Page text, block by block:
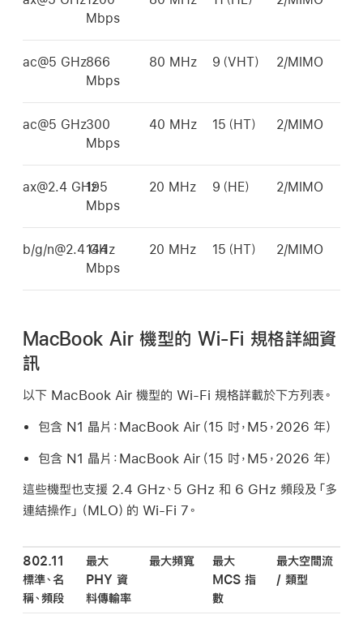
Mbps
ac@5 GHz866
Mbps
80 MHz 9（VHT） 2/MIMO
ac@5 GHz300
Mbps
40 MHz 15（HT） 2/MIMO
ax@2.4 GHz195
Mbps
20 MHz 9（HE） 2/MIMO
b/g/n@2.4 GHz
144
Mbps
20 MHz 15（HT） 2/MIMO
MacBook Air 機型的 Wi-Fi 規格詳細資
訊
以下 MacBook Air 機型的 Wi-Fi 規格詳載於下方列表。
包含 N1 晶片： MacBook Air（15 吋，M5，2026 年）
包含 N1 晶片： MacBook Air（15 吋，M5，2026 年）
這些機型也支援 2.4 GHz、5 GHz 和 6 GHz 頻段及「多
連結操作」（MLO）的 Wi-Fi 7。
802.11
標準、名
稱、頻段
最大
PHY 資
料傳輸率
最大頻寬
最大
MCS 指
數
最大空間流
/ 類型